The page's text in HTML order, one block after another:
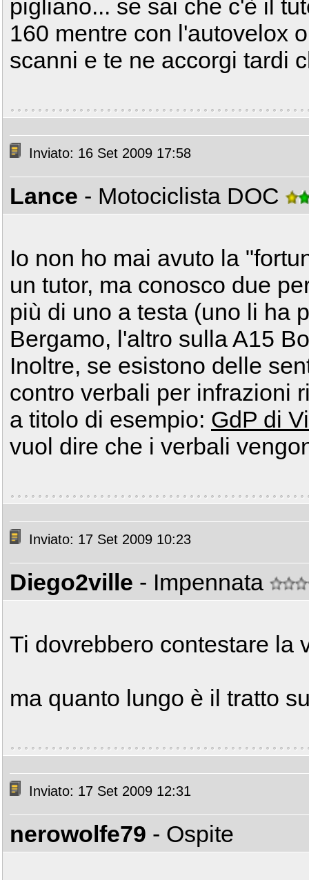
pigliano... se sai che c'è il
160 mentre con l'autovelox
scanni e te ne accorgi tardi
Inviato: 16 Set 2009 17:58
Lance - Motociclista DOC
Io non ho mai avuto la
un tutor, ma conosco due
più di uno a testa (uno li ha
Bergamo, l'altro sulla A15
Inoltre, se esistono delle
contro verbali per infrazioni
a titolo di esempio: GdP di
vuol dire che i verbali
Inviato: 17 Set 2009 10:23
Diego2ville - Impennata
Ti dovrebbero contestare la
ma quanto lungo è il tratto
Inviato: 17 Set 2009 12:31
nerowolfe79 - Ospite